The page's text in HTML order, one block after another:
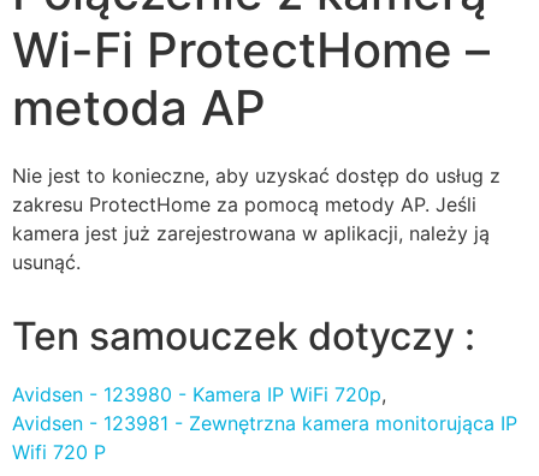
Wi-Fi ProtectHome –
metoda AP
Nie jest to konieczne, aby uzyskać dostęp do usług z
zakresu ProtectHome za pomocą metody AP. Jeśli
kamera jest już zarejestrowana w aplikacji, należy ją
usunąć.
Ten samouczek dotyczy :
Avidsen - 123980 - Kamera IP WiFi 720p,
Avidsen - 123981 - Zewnętrzna kamera monitorująca IP
Wifi 720 P